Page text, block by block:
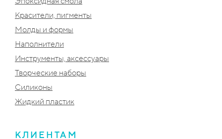
Красители, пигменты
Молды и формы
Наполнители
Инструменты, аксессуары
Творческие наборы
Силиконы
Жидкий пластик
КЛИЕНТАМ